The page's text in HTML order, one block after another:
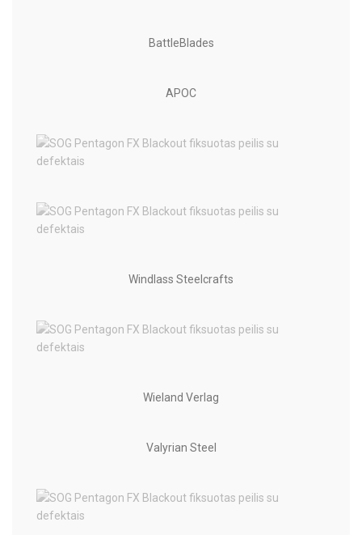
BattleBlades
APOC
Windlass Steelcrafts
Wieland Verlag
Valyrian Steel